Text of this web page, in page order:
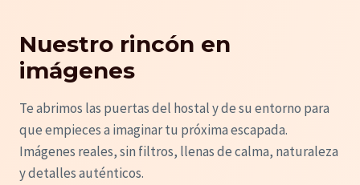
Nuestro rincón en
imágenes
Te abrimos las puertas del hostal y de su entorno para
que empieces a imaginar tu próxima escapada.
Imágenes reales, sin filtros, llenas de calma, naturaleza
y detalles auténticos.